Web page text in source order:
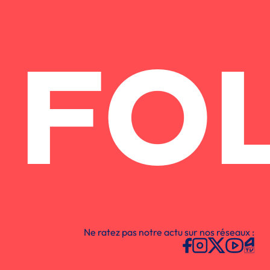
Ne ratez pas notre actu sur nos réseaux :